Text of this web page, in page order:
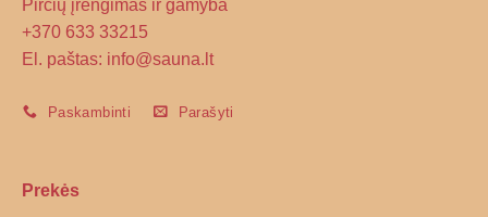
Pirčių įrengimas ir gamyba
+370 633 33215
El. paštas: info@sauna.lt
Paskambinti Parašyti
Prekės